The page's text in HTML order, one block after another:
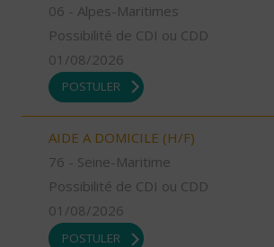
06 - Alpes-Maritimes
Possibilité de CDI ou CDD
01/08/2026
POSTULER
AIDE A DOMICILE (H/F)
76 - Seine-Maritime
Possibilité de CDI ou CDD
01/08/2026
POSTULER